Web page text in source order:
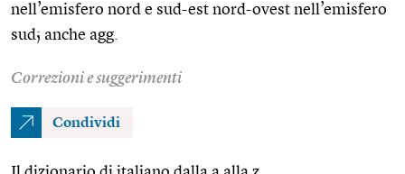
nell’emisfero nord e sud-est nord-ovest nell’emisfero
sud; anche agg.
Correzioni e suggerimenti
Condividi